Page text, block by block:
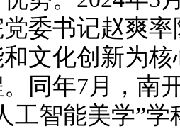
委书记赵爽
文化创新为
同年7月，南
工智能美学”